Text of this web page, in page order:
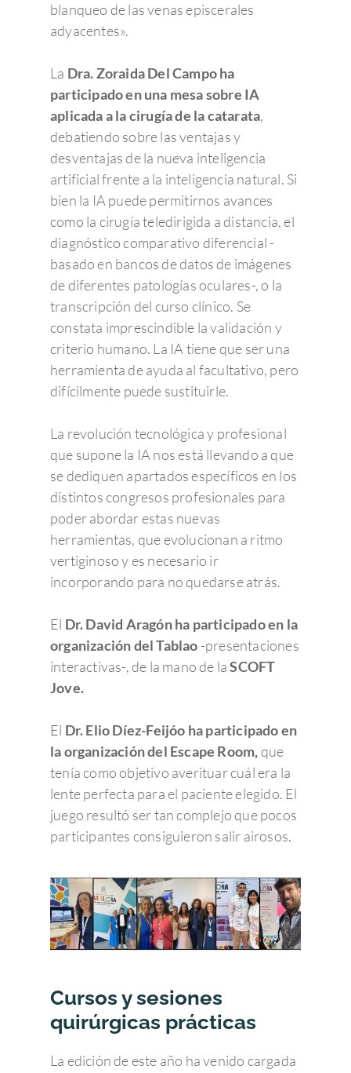
blanqueo de las venas episcerales
adyacentes».
La Dra. Zoraida Del Campo ha
participado en una mesa sobre IA
aplicada a la cirugía de la catarata,
debatiendo sobre las ventajas y
desventajas de la nueva inteligencia
artificial frente a la inteligencia natural. Si
bien la IA puede permitirnos avances
como la cirugía teledirigida a distancia, el
diagnóstico comparativo diferencial -
basado en bancos de datos de imágenes
de diferentes patologías oculares-, o la
transcripción del curso clínico. Se
constata imprescindible la validación y
criterio humano. La IA tiene que ser una
herramienta de ayuda al facultativo, pero
difícilmente puede sustituirle.
La revolución tecnológica y profesional
que supone la IA nos está llevando a que
se dediquen apartados específicos en los
distintos congresos profesionales para
poder abordar estas nuevas
herramientas, que evolucionan a ritmo
vertiginoso y es necesario ir
incorporando para no quedarse atrás.
El Dr. David Aragón ha participado en la
organización del Tablao -presentaciones
interactivas-, de la mano de laSCOFT
Jove.
El Dr. Elio Díez-Feijóo ha participado en
la organización del Escape Room,que
tenía como objetivo averituar cuál era la
lente perfecta para el paciente elegido. El
juego resultó ser tan complejo que pocos
participantes consiguieron salir airosos.
Cursos y sesiones
quirúrgicas prácticas
La edición de este año ha venido cargada